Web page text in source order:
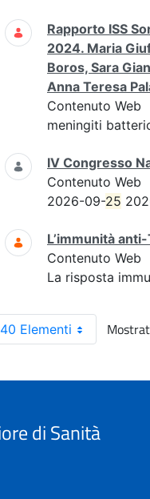
Rapporto ISS
2024. Maria
Boros, Sara
Anna Teresa
Contenuto Web
meningiti
IV Congresso
Contenuto Web
2026-09-25
L’immunità
Contenuto Web
La risposta
40 Elementi
di Sanità